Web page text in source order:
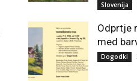
Slovenija
Odprtje
med
Dogodki